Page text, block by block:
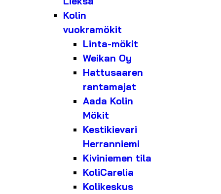
Kolin
vuokramökit
Linta-mökit
Weikan Oy
Hattusaaren
rantamajat
Aada Kolin
Mökit
Kestikievari
Herranniemi
Kiviniemen tila
KoliCarelia
Kolikeskus